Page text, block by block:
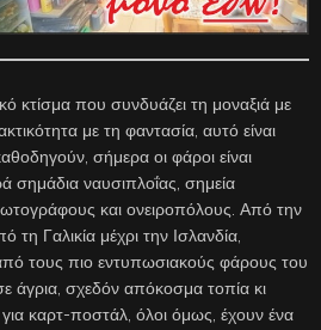
κτίσμα που συνδυάζει τη μοναξιά με
με τη φαντασία, αυτό είναι
σήμερα οι φάροι είναι
ναυσιπλοΐας, σημεία
και ονειροπόλους. Από την
Γαλικία μέχρι την Ισλανδία,
τους πιο εντυπωσιακούς φάρους του
άγρια, σχεδόν απόκοσμα τοπία κι
για καρτ-ποστάλ, όλοι όμως, έχουν ένα